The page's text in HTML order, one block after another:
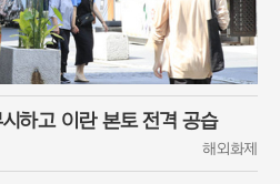
하고 이란 본토 전격 공습
해외화제